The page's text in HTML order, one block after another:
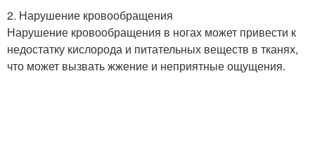
2. Нарушение кровообращения
Нарушение кровообращения в ногах может привести к
недостатку кислорода и питательных веществ в тканях,
что может вызвать жжение и неприятные ощущения.